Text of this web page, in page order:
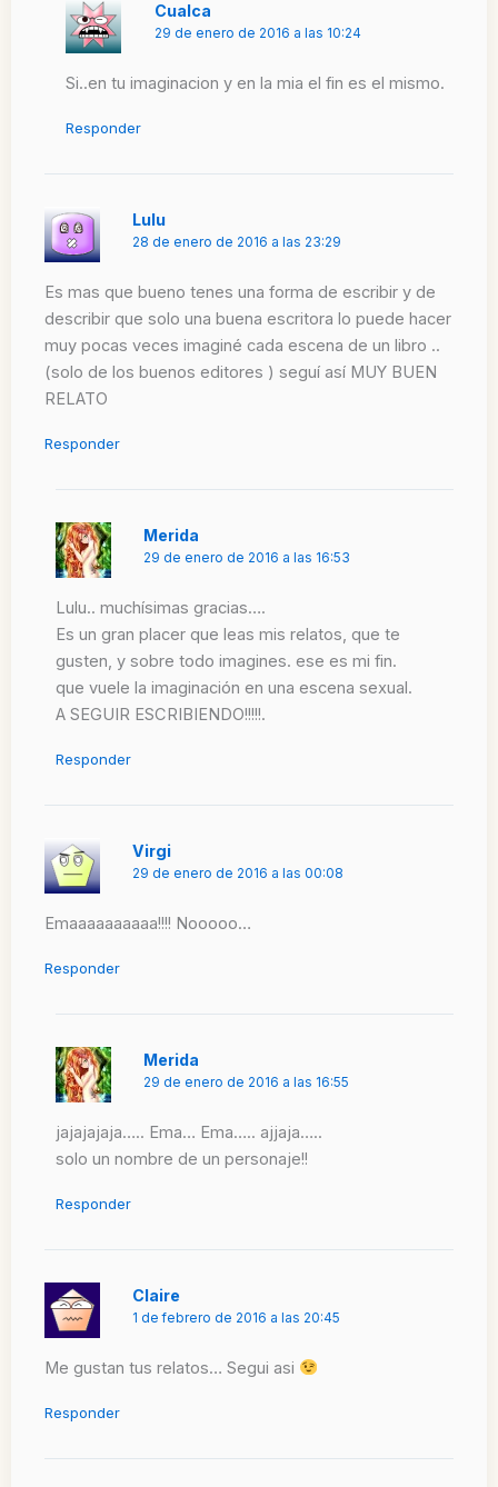
Cualca
29 de enero de 2016 a las 10:24
Si..en tu imaginacion y en la mia el fin es el mismo.
Responder
Lulu
28 de enero de 2016 a las 23:29
Es mas que bueno tenes una forma de escribir y de
describir que solo una buena escritora lo puede hacer
muy pocas veces imaginé cada escena de un libro ..
(solo de los buenos editores ) seguí así MUY BUEN
RELATO
Responder
Merida
29 de enero de 2016 a las 16:53
Lulu.. muchísimas gracias….
Es un gran placer que leas mis relatos, que te
gusten, y sobre todo imagines. ese es mi fin.
que vuele la imaginación en una escena sexual.
A SEGUIR ESCRIBIENDO!!!!!.
Responder
Virgi
29 de enero de 2016 a las 00:08
Emaaaaaaaaaa!!!! Nooooo…
Responder
Merida
29 de enero de 2016 a las 16:55
jajajajaja….. Ema… Ema….. ajjaja…..
solo un nombre de un personaje!!
Responder
Claire
1 de febrero de 2016 a las 20:45
Me gustan tus relatos… Segui asi
Responder